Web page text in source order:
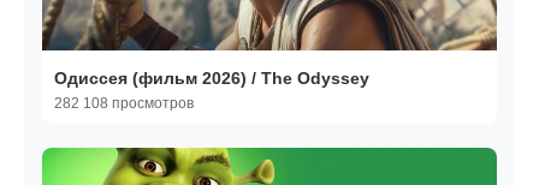
Одиссея (фильм 2026) / The Odyssey
282 108 просмотров